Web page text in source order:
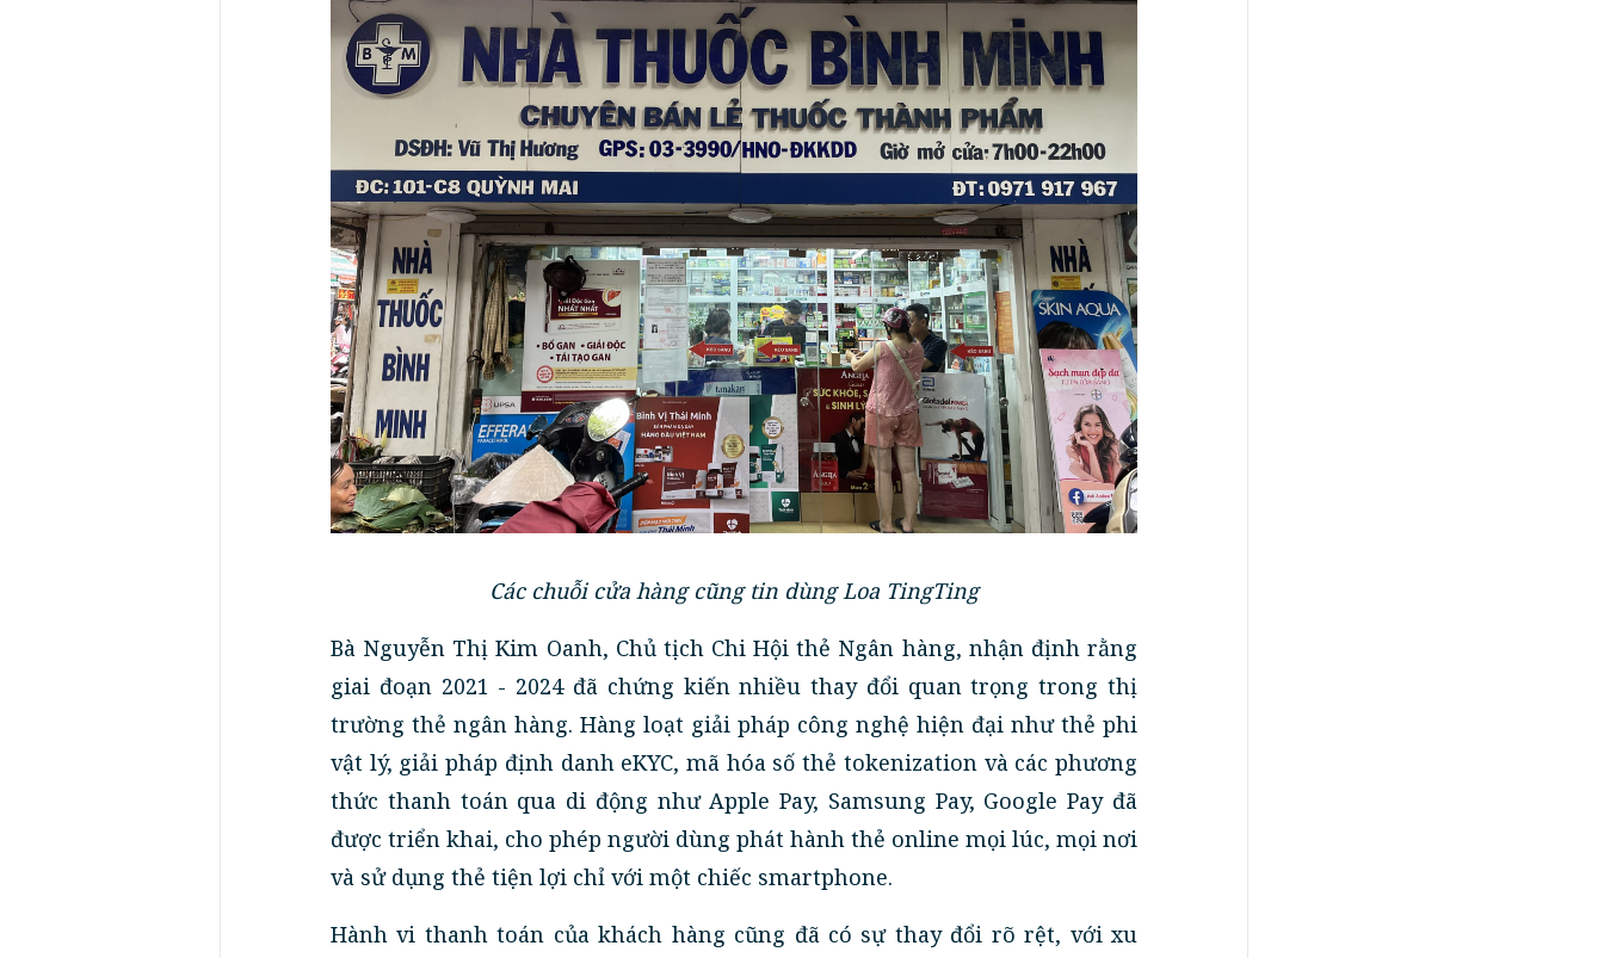
Các chuỗi cửa hàng cũng tin dùng Loa TingTing
Bà Nguyễn Thị Kim Oanh, Chủ tịch Chi Hội thẻ Ngân hàng, nhận định rằng
giai đoạn 2021 - 2024 đã chứng kiến nhiều thay đổi quan trọng trong thị
trường thẻ ngân hàng. Hàng loạt giải pháp công nghệ hiện đại như thẻ phi
vật lý, giải pháp định danh eKYC, mã hóa số thẻ tokenization và các phương
thức thanh toán qua di động như Apple Pay, Samsung Pay, Google Pay đã
được triển khai, cho phép người dùng phát hành thẻ online mọi lúc, mọi nơi
và sử dụng thẻ tiện lợi chỉ với một chiếc smartphone.
Hành vi thanh toán của khách hàng cũng đã có sự thay đổi rõ rệt, với xu